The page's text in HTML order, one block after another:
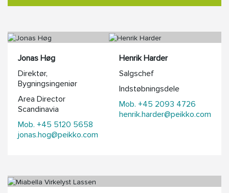
Jonas Høg
Direktør,
Bygningsingeniør
Area Director
Scandinavia
Mob. +45 5120 5658
jonas.hog@peikko.com
Henrik Harder
Salgschef
Indstøbningsdele
Mob. +45 2093 4726
henrik.harder@peikko.com